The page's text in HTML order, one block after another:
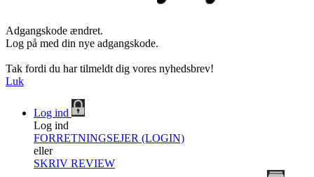
Adgangskode ændret.
Log på med din nye adgangskode.
Tak fordi du har tilmeldt dig vores nyhedsbrev!
Luk
Log ind
Log ind
FORRETNINGSEJER (LOGIN)
eller
SKRIV REVIEW